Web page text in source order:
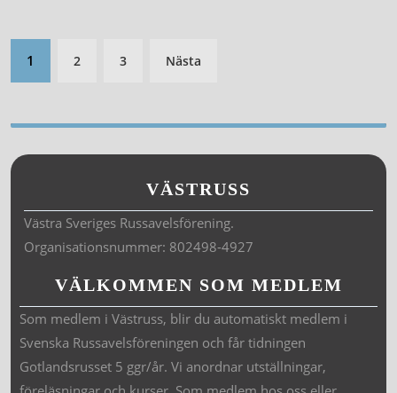
1 2 3 Nästa
VÄSTRUSS
Västra Sveriges Russavelsförening.
Organisationsnummer: 802498-4927
VÄLKOMMEN SOM MEDLEM
Som medlem i Västruss, blir du automatiskt medlem i
Svenska Russavelsföreningen och får tidningen
Gotlandsrusset 5 ggr/år. Vi anordnar utställningar,